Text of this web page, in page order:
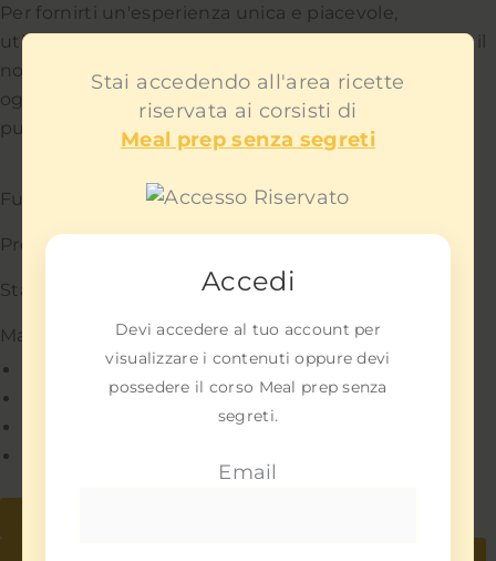
Per fornirti un'esperienza unica e piacevole,
utilizziamo i cookie per capire e aiutarci a migliorare il
nostro sito e servizio. Teniamo a cuore la privacy di
ogni utente e non ti mostreremo contenuti
pubblicitari fastidiosi.
Funzionale Sempre attivo
Preferenze
Statistiche
Marketing
Gestisci opzioni
Gestisci servizi
Gestisci {vendor_count} fornitori
Stai accedendo all'area ricette
riservata ai corsisti di
Meal prep senza segreti
Accedi
Devi accedere al tuo account per
visualizzare i contenuti oppure devi
possedere il corso Meal prep senza
segreti.
Email